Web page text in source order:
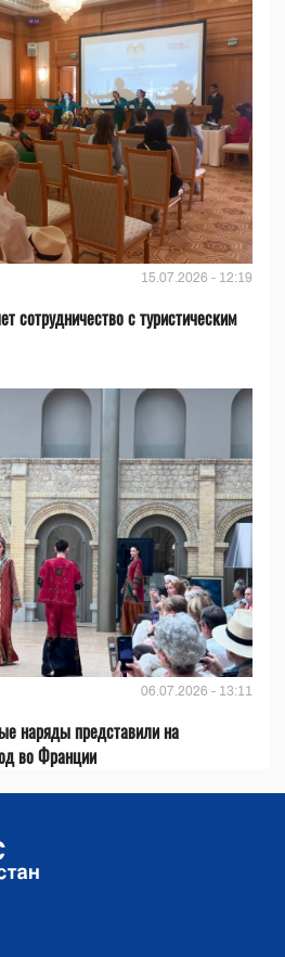
15.07.2026 - 12:19
сотрудничество с туристическим
06.07.2026 - 13:11
наряды представили на
во Франции